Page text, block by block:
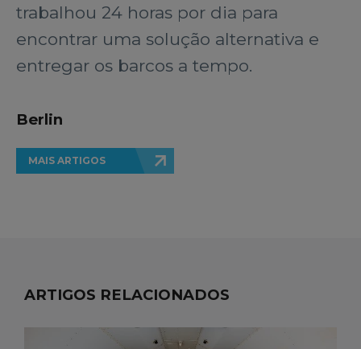
trabalhou 24 horas por dia para
encontrar uma solução alternativa e
entregar os barcos a tempo.
Berlin
MAIS ARTIGOS
ARTIGOS RELACIONADOS